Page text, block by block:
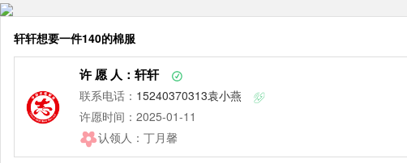
轩轩想要一件140的棉服
许 愿 人：轩轩
联系电话： 15240370313袁小燕
许愿时间：2025-01-11
认领人：丁月馨